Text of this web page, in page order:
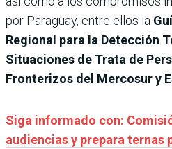
por Paraguay, entre ellos la
Regional para la Detección
Situaciones de Trata de
Fronterizos del Mercosur y
Siga informado con:
audiencias y prepara ternas